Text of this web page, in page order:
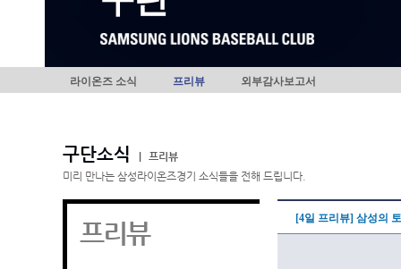
라이온즈 소식 프리뷰 외부감사보고서
구단소식
프리뷰
미리 만나는 삼성라이온즈경기 소식들을 전해 드립니다.
프리뷰 [4일 프리뷰] 삼성의